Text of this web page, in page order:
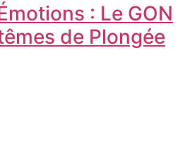
: Le GON
de Plongée